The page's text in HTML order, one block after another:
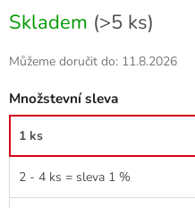
cena:
Skladem (>5 ks)
Můžeme doručit do: 11.8.2026
Množstevní sleva
1 ks
2 - 4 ks = sleva 1 %